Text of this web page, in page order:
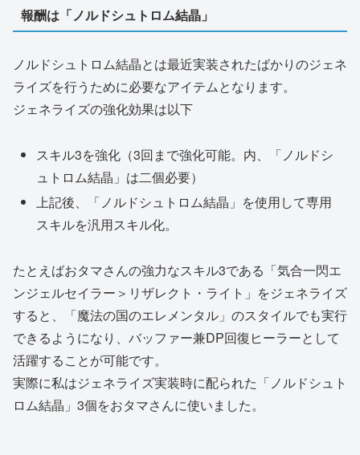
報酬は「ノルドシュトロム結晶」
ノルドシュトロム結晶とは最近実装されたばかりのジェネ
ライズを行うために必要なアイテムとなります。
ジェネライズの強化効果は以下
スキル3を強化（3回まで強化可能。内、「ノルドシ
ュトロム結晶」は二個必要）
上記後、「ノルドシュトロム結晶」を使用して専用
スキルを汎用スキル化。
たとえばおタマさんの強力なスキル3である「気合一閃エ
ンジェルセイラー＞リザレクト・ライト」をジェネライズ
すると、「魔法の国のエレメンタル」のスタイルでも実行
できるようになり、バッファー兼DP回復ヒーラーとして
活躍することが可能です。
実際に私はジェネライズ実装時に配られた「ノルドシュト
ロム結晶」3個をおタマさんに使いました。